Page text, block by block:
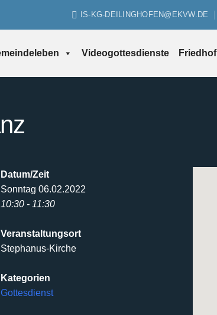
IS-KG-DEILINGHOFEN@EKVW.DE
Videogottesdienste Friedhof
Datum/Zeit
Sonntag 06.02.2022
10:30 - 11:30
Veranstaltungsort
Stephanus-Kirche
Kategorien
Gottesdienst